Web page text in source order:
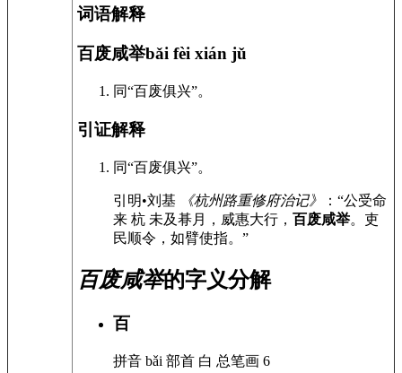
词语解释
百废咸举bǎi fèi xián jǔ
同“百废俱兴”。
引证解释
同“百废俱兴”。
引 明•刘基 《杭州路重修府治记》
：“公受命
来 杭 未及朞月，威惠大行， 百废咸举。吏
民顺令，如臂使指。”
百废咸举的字义分解
百
拼音 bǎi 部首 白 总笔画 6